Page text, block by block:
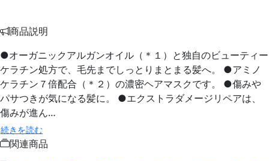
商品説明
●オーガニックアルガンオイル（＊１）と独自のビューティー
ケラチン処方で、毛先までしっとりまとまる髪へ。 ●アミノ
ケラチン７倍配合（＊２）の濃密ヘアマスクです。 ●傷みや
パサつきが気になる髪に。 ●エクストラダメージリペアは、
傷みが進ん…
続きを読む
関連商品